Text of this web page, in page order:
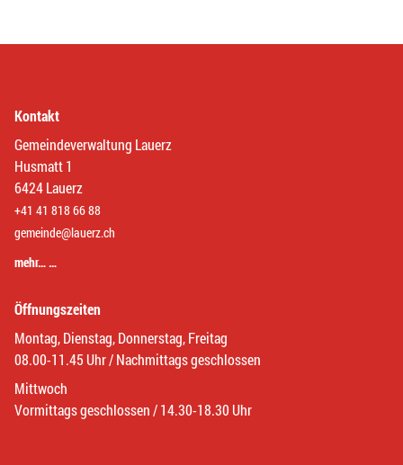
Kontakt
Gemeindeverwaltung Lauerz
Husmatt 1
6424 Lauerz
+41 41 818 66 88
gemeinde@lauerz.ch
mehr… …
Öffnungszeiten
Montag, Dienstag, Donnerstag, Freitag
08.00-11.45 Uhr / Nachmittags geschlossen
Mittwoch
Vormittags geschlossen / 14.30-18.30 Uhr